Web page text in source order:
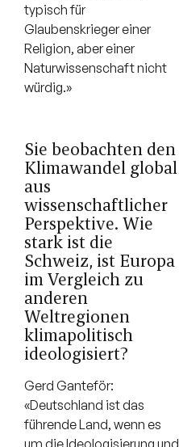
typisch für
Glaubenskrieger einer
Religion, aber einer
Naturwissenschaft nicht
würdig.»
Sie beobachten den
Klimawandel global
aus
wissenschaftlicher
Perspektive. Wie
stark ist die
Schweiz, ist Europa
im Vergleich zu
anderen
Weltregionen
klimapolitisch
ideologisiert?
Gerd Ganteför:
«Deutschland ist das
führende Land, wenn es
um die Ideologisierung und